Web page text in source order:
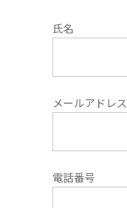
氏名
メールアドレス
電話番号